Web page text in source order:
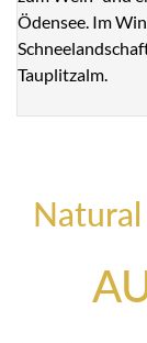
Ödensee. Im
Tauplitzalm.